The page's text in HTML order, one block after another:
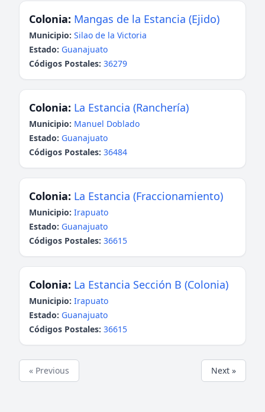
Colonia: Mangas de la Estancia (Ejido)
Municipio: Silao de la Victoria
Estado: Guanajuato
Códigos Postales: 36279
Colonia: La Estancia (Ranchería)
Municipio: Manuel Doblado
Estado: Guanajuato
Códigos Postales: 36484
Colonia: La Estancia (Fraccionamiento)
Municipio: Irapuato
Estado: Guanajuato
Códigos Postales: 36615
Colonia: La Estancia Sección B (Colonia)
Municipio: Irapuato
Estado: Guanajuato
Códigos Postales: 36615
« Previous Next »